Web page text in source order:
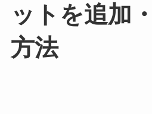
ットを追加
方法